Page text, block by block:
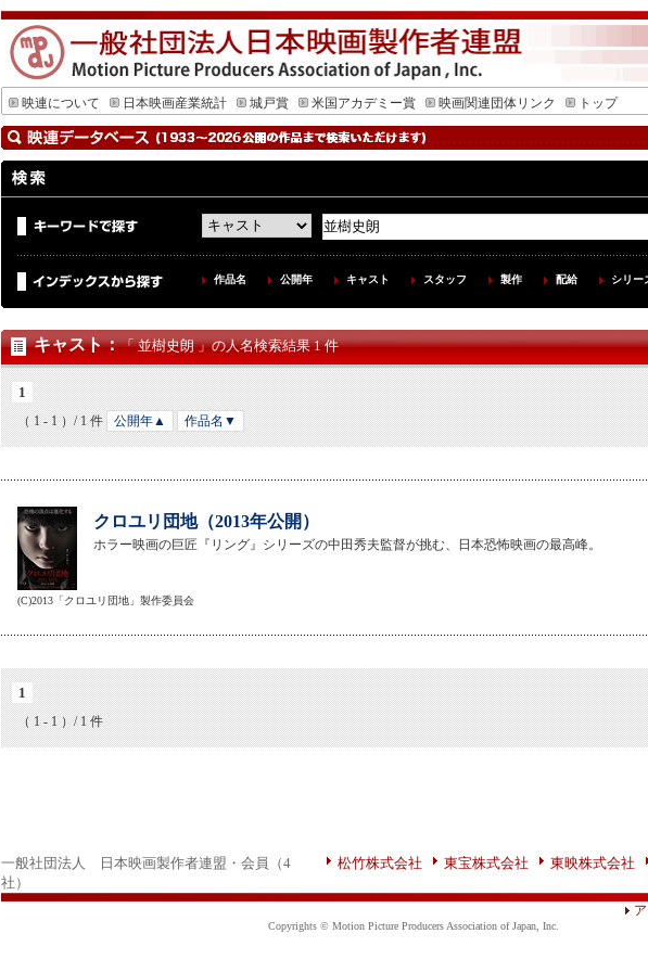
映連について 日本映画産業統計 城戸賞 米国アカデミー賞 映画関連団体リンク トップ
作品名 公開年 キャスト スタッフ 製作 配給 シリー
キャスト：「 並樹史朗 」の人名検索結果 1 件
1
（ 1 - 1 ）/ 1 件 公開年▲ 作品名▼
クロユリ団地（2013年公開）
ホラー映画の巨匠『リング』シリーズの中田秀夫監督が挑む、日本恐怖映画の最高峰。
(C)2013「クロユリ団地」製作委員会
1
（ 1 - 1 ）/ 1 件
一般社団法人 日本映画製作者連盟・会員（4
社）
松竹株式会社 東宝株式会社 東映株式会社
Copyrights © Motion Picture Producers Association of Japan, Inc.